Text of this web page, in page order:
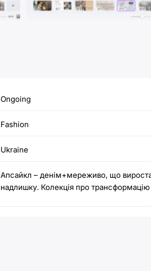
Ongoing
Fashion
Ukraine
Апсайкл – денім+мереживо, що
надлишку. Колекція про трансформацію